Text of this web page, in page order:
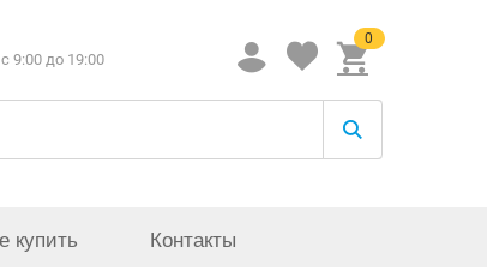
c 9:00 до 19:00
0
купить Контакты